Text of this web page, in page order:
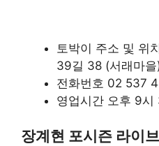
토박이 주소 및 위
39길 38 (서래마을
전화번호 02 537
영업시간 오후 9시
장계현 포시즌 라이브